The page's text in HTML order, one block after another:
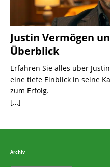
Justin Vermögen
Überblick
Erfahren Sie alles über
eine tiefe Einblick in seine
zum Erfolg.
[…]
Archiv